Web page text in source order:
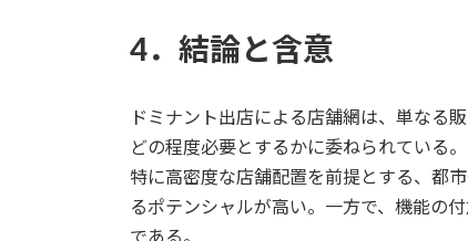
4．結論と含意
ドミナント出店による店舗網は、単なる
どの程度必要とするかに委ねられている。
特に高密度な店舗配置を前提とする、都
るポテンシャルが高い。一方で、機能の
である。